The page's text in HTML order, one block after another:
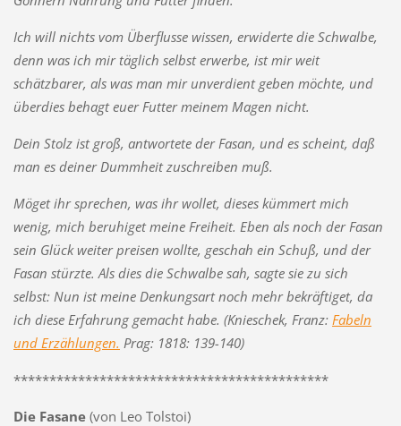
Ich will nichts vom Überflusse wissen, erwiderte die Schwalbe,
denn was ich mir täglich selbst erwerbe, ist mir weit
schätzbarer, als was man mir unverdient geben möchte, und
überdies behagt euer Futter meinem Magen nicht.
Dein Stolz ist groß, antwortete der Fasan, und es scheint, daß
man es deiner Dummheit zuschreiben muß.
Möget ihr sprechen, was ihr wollet, dieses kümmert mich
wenig, mich beruhiget meine Freiheit. Eben als noch der Fasan
sein Glück weiter preisen wollte, geschah ein Schuß, und der
Fasan stürzte. Als dies die Schwalbe sah, sagte sie zu sich
selbst: Nun ist meine Denkungsart noch mehr bekräftiget, da
ich diese Erfahrung gemacht habe. (Knieschek, Franz: Fabeln
und Erzählungen. Prag: 1818: 139-140)
********************************************
Die Fasane(von Leo Tolstoi)